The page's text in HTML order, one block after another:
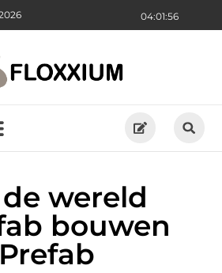
04:01:58
wereld
bouwen